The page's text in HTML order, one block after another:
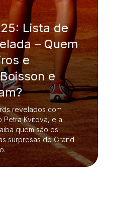
Lista de
– Quem
e
e
revelados com
Petra Kvitova, e a
quem são os
surpresas do Grand